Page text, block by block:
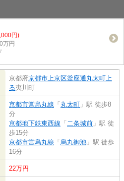
円)
万円
京都府京都市上京区釜座通丸太町上
る夷川町
京都市営烏丸線 「 丸太町 」駅 徒歩8
分
京都地下鉄東西線 「 二条城前 」駅 徒
歩15分
京都市営烏丸線 「 烏丸御池 」駅 徒歩
16分
22万円